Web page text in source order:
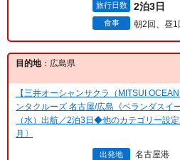
旅行日数 2泊3日
食事 朝2回、昼1
目的地：広島県
【三井オーシャンサクラ（MITSUI
ンタクルーズ 名古屋/広島《ベランダスイ
（水）出航／2泊3日◆他のカテゴリー設
月〕
出発地 名古屋港